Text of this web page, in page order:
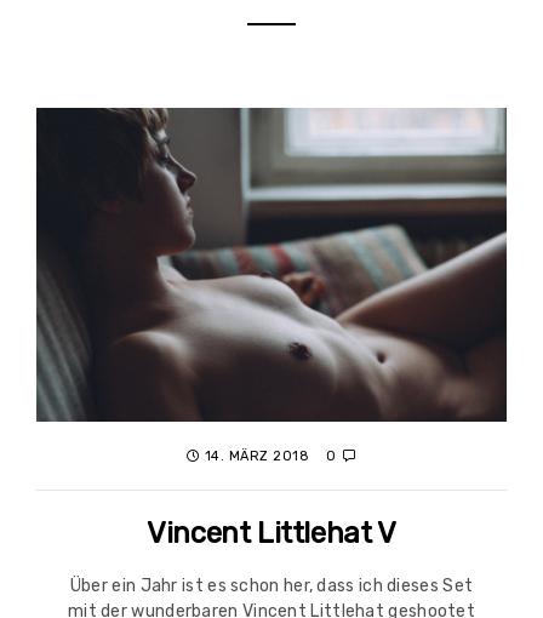
14. MÄRZ 2018 0
Vincent Littlehat V
Über ein Jahr ist es schon her, dass ich dieses Set
mit der wunderbaren Vincent Littlehat geshootet